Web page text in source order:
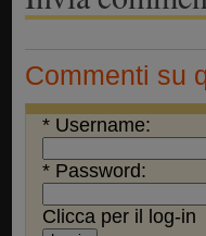
Commenti su
* Username:
* Password:
Clicca per il log-in